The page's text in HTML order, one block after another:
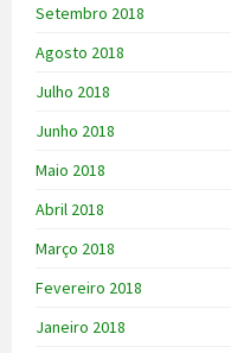
Setembro 2018
Agosto 2018
Julho 2018
Junho 2018
Maio 2018
Abril 2018
Março 2018
Fevereiro 2018
Janeiro 2018